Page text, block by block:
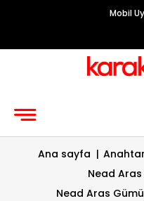
Mobil
Grup
Sigorta/
Ana sayfa |
Nead Aras
Nead Aras